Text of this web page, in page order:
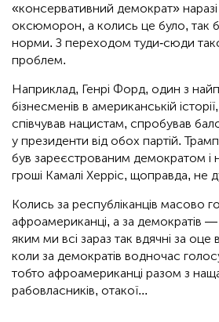
«консервативний демократ» наразі
оксюморон, а колись це було, так
норми. З переходом туди-сюди
проблем.
Наприклад, Генрі Форд, один з
бізнесменів в американській
співчував нацистам, спробував
у президенти від обох партій.
був зареєстрованим демократом і
гроші Камалі Херріс, щоправда, не
Колись за республіканців масово
афроамериканці, а за демократів —
яким ми всі зараз так вдячні за оце
коли за демократів водночас
тобто афроамериканці разом з
рабовласників, отакої...